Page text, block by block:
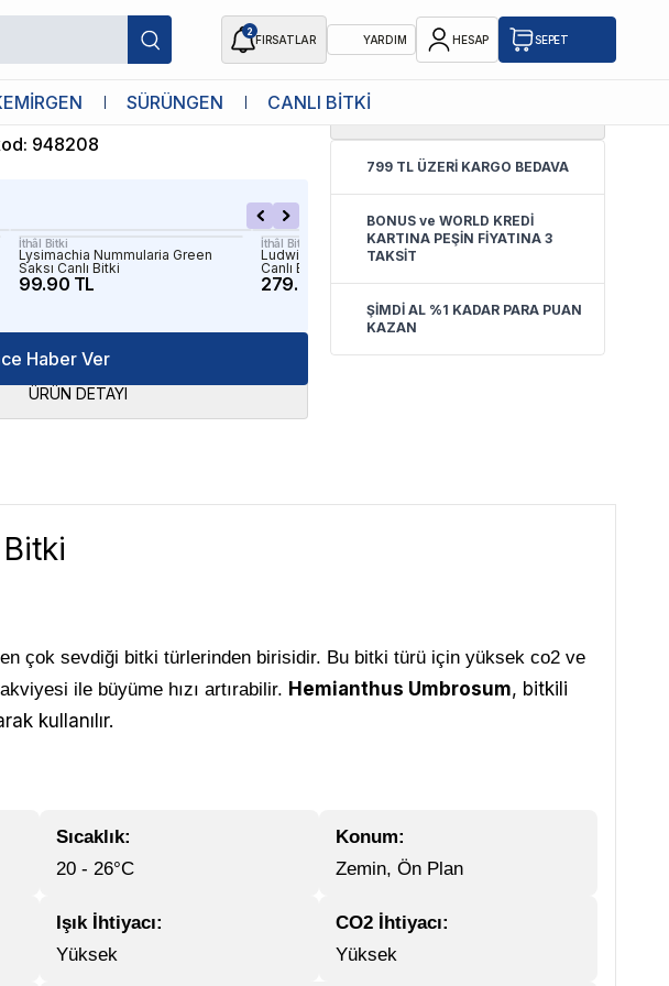
2
FIRSATLAR YARDIM HESAP SEPET
SÜRÜNGEN CANLI BİTKİ
Canlı Bitki
: 948208
İthâl Bitki
Lysimachia Nummularia Green
Saksı Canlı Bitki
99.90 TL
İthâl Bitki
Ludwigia Sphaerocarpa In Vitro
Canlı Bitki
279.90 TL
İthâl Bitki
149.90 TL
Haber Ver
ÜRÜN DETAYI
0.0
799 TL ÜZERİ KARGO BEDAVA
BONUS ve WORLD KREDİ
KARTINA PEŞİN FİYATINA 3
TAKSİT
ŞİMDİ AL %1 KADAR PARA PUAN
KAZAN
çok sevdiği bitki türlerinden birisidir. Bu bitki türü için yüksek co2 ve
ile büyüme hızı artırabilir. Hemianthus Umbrosum, bitkili
kullanılır.
Sıcaklık:
20 - 26°C
Konum:
Zemin, Ön Plan
Işık İhtiyacı:
Yüksek
CO2 İhtiyacı:
Yüksek